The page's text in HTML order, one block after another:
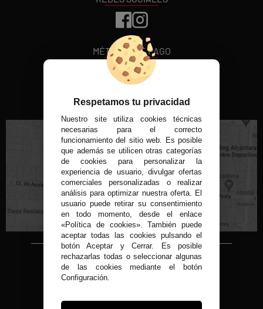
MÉTODOS DE PAGO
VISITA NUESTRA TIENDA FÍSICA
C/ Conde de Peñalver, 22 MADRID
Copyright © 2015-2026
Condor 1935.
Todos nuestros precios son IVA Incluido
Respetamos tu privacidad
Nuestro site utiliza cookies técnicas
necesarias para el correcto
funcionamiento del sitio web. Es posible
que además se utilicen otras categorías
de cookies para personalizar la
experiencia de usuario, divulgar ofertas
comerciales personalizadas o realizar
análisis para optimizar nuestra oferta. El
usuario puede retirar su consentimiento
en todo momento, desde el enlace
«Política de cookies». También puede
aceptar todas las cookies pulsando el
botón Aceptar y Cerrar. Es posible
rechazarlas todas o seleccionar algunas
de las cookies mediante el botón
Configuración.